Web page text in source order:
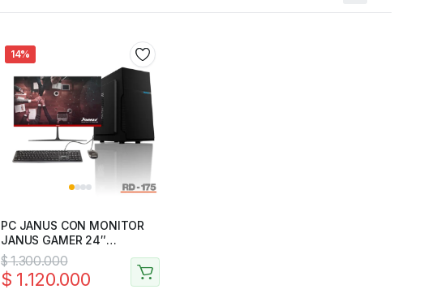
14%
PC JANUS CON MONITOR
JANUS GAMER 24″
J2465FGFH
$1.300.000
$ 1.120.000